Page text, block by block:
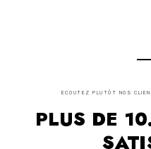
ECOUTEZ PLUTÔT NOS
PLUS DE